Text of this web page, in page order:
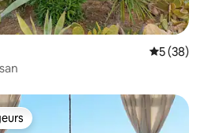
5 (38)
les plus appréciés